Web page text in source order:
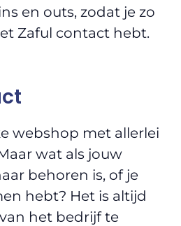
en outs, zodat je zo
Zaful contact hebt.
webshop met allerlei
wat als jouw
behoren is, of je
hebt? Het is altijd
het bedrijf te